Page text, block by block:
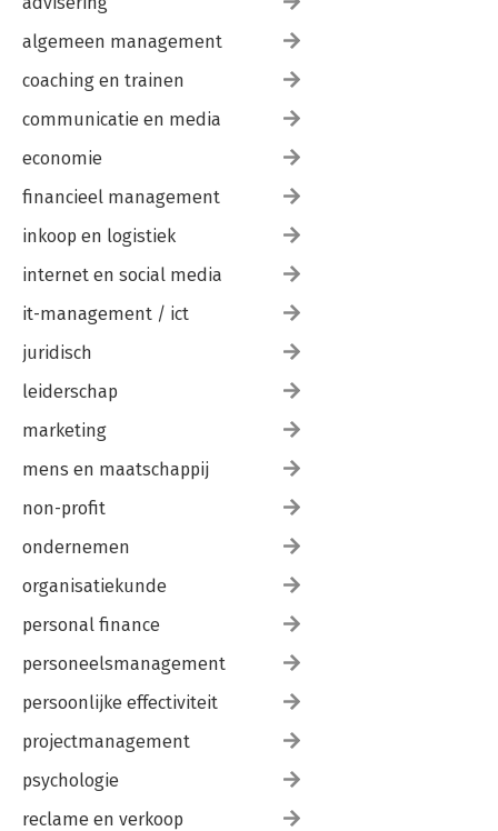
algemeen management
coaching en trainen
communicatie en media
economie
financieel management
inkoop en logistiek
internet en social media
it-management / ict
juridisch
leiderschap
marketing
mens en maatschappij
non-profit
ondernemen
organisatiekunde
personal finance
personeelsmanagement
persoonlijke effectiviteit
projectmanagement
psychologie
reclame en verkoop